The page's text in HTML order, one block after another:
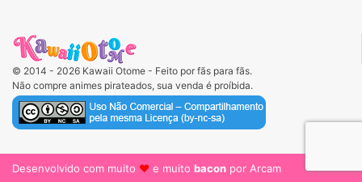
© 2014 - 2026 Kawaii Otome - Feito por fãs para fãs.
Não compre animes pirateados, sua venda é proíbida.
Desenvolvido com muito ♥ e muito bacon por Arcam